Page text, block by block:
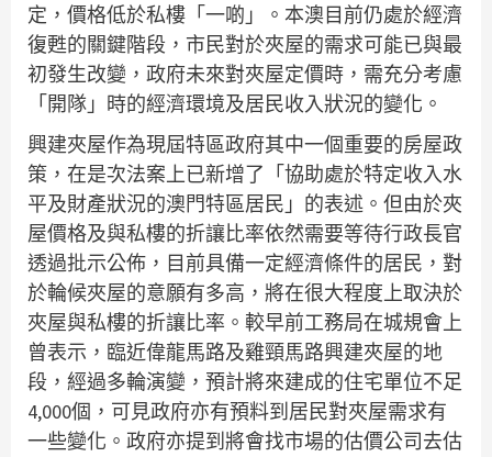
定，價格低於私樓「一啲」。本澳目前仍處於經濟
復甦的關鍵階段，市民對於夾屋的需求可能已與最
初發生改變，政府未來對夾屋定價時，需充分考慮
「開隊」時的經濟環境及居民收入狀況的變化。
興建夾屋作為現屆特區政府其中一個重要的房屋政
策，在是次法案上已新增了「協助處於特定收入水
平及財產狀況的澳門特區居民」的表述。但由於夾
屋價格及與私樓的折讓比率依然需要等待行政長官
透過批示公佈，目前具備一定經濟條件的居民，對
於輪候夾屋的意願有多高，將在很大程度上取決於
夾屋與私樓的折讓比率。較早前工務局在城規會上
曾表示，臨近偉龍馬路及雞頸馬路興建夾屋的地
段，經過多輪演變，預計將來建成的住宅單位不足
4,000個，可見政府亦有預料到居民對夾屋需求有
一些變化。政府亦提到將會找市場的估價公司去估